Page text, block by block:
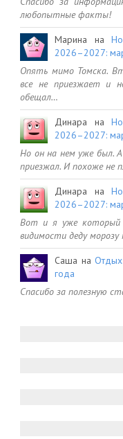
любопытные факты!
Марина на
2026–2027:
Опять мимо Томска.
все не приезжает и
обещал…
Динара на
2026–2027:
Но он на нем уже был.
приезжал. И похоже не
Динара на
2026–2027:
Вот и я уже который
видимости деду
Саша на
года
Спасибо за полезную